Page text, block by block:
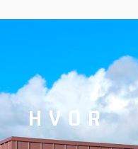
HVOR